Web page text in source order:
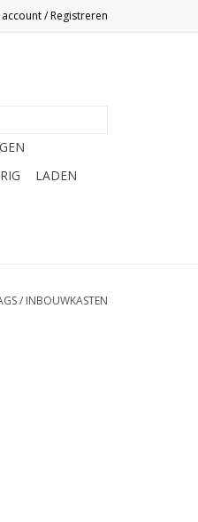
/ Registreren
LADEN
/ INBOUWKASTEN